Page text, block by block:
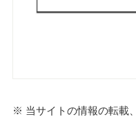
※ 当サイトの情報の転載